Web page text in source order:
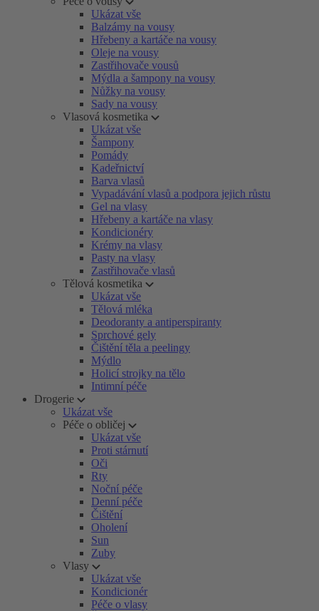
Ukázat vše
Balzámy na vousy
Hřebeny a kartáče na vousy
Oleje na vousy
Zastřihovače vousů
Mýdla a šampony na vousy
Nůžky na vousy
Sady na vousy
Vlasová kosmetika
Ukázat vše
Šampony
Pomády
Kadeřnictví
Barva vlasů
Vypadávání vlasů a podpora jejich růstu
Gel na vlasy
Hřebeny a kartáče na vlasy
Kondicionéry
Krémy na vlasy
Pasty na vlasy
Zastřihovače vlasů
Tělová kosmetika
Ukázat vše
Tělová mléka
Deodoranty a antiperspiranty
Sprchové gely
Čištění těla a peelingy
Mýdlo
Holicí strojky na tělo
Intimní péče
Drogerie
Ukázat vše
Péče o obličej
Ukázat vše
Proti stárnutí
Oči
Rty
Noční péče
Denní péče
Čištění
Oholení
Sun
Zuby
Vlasy
Ukázat vše
Kondicionér
Péče o vlasy